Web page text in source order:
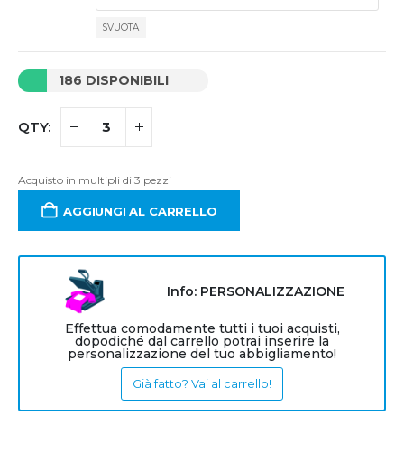
SVUOTA
186 DISPONIBILI
Acquisto in multipli di 3 pezzi
AGGIUNGI AL CARRELLO
Info: PERSONALIZZAZIONE
Effettua comodamente tutti i tuoi acquisti,
dopodiché dal carrello potrai inserire la
personalizzazione del tuo abbigliamento!
Già fatto? Vai al carrello!